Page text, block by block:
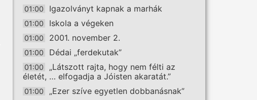
01:00 Igazolványt kapnak a marhák
01:00 Iskola a végeken
01:00 2001. november 2.
01:00 Dédai „ferdekutak”
01:00
„Látszott rajta, hogy nem félti az
életét, … elfogadja a Jóisten akaratát.”
01:00 „Ezer szíve egyetlen dobbanásnak”